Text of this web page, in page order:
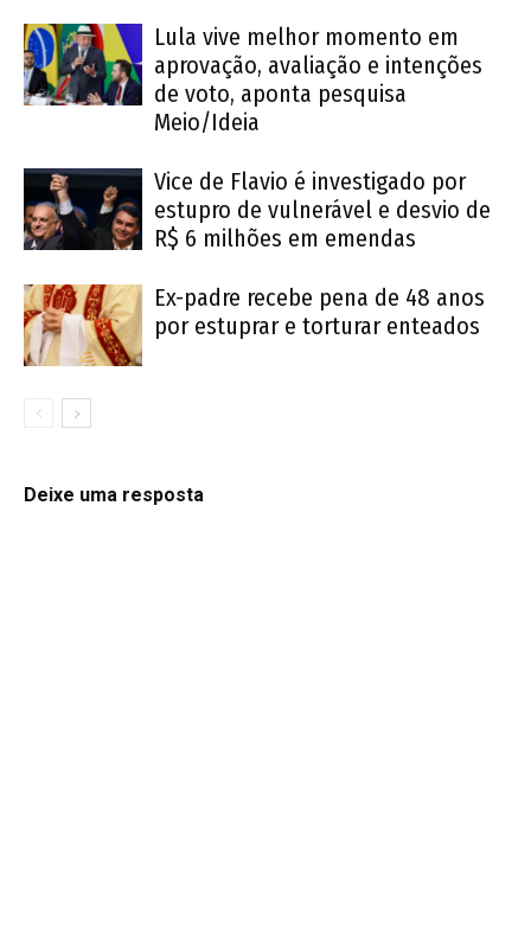
Lula vive melhor momento em
aprovação, avaliação e intenções
de voto, aponta pesquisa
Meio/Ideia
Vice de Flavio é investigado por
estupro de vulnerável e desvio de
R$ 6 milhões em emendas
Ex-padre recebe pena de 48 anos
por estuprar e torturar enteados
Deixe uma resposta